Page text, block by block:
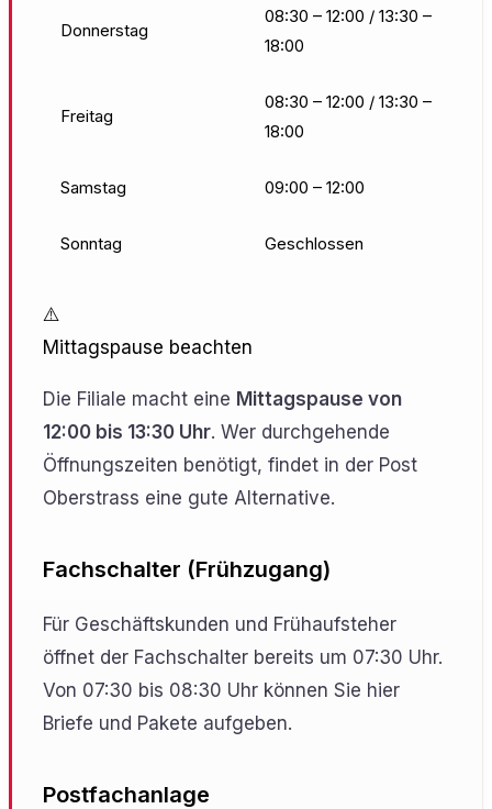
Donnerstag
08:30 – 12:00 / 13:30 –
18:00
Freitag
08:30 – 12:00 / 13:30 –
18:00
Samstag 09:00 – 12:00
Sonntag Geschlossen
⚠️
Mittagspause beachten
Die Filiale macht eine Mittagspause von
12:00 bis 13:30 Uhr. Wer durchgehende
Öffnungszeiten benötigt, findet in der Post
Oberstrass eine gute Alternative.
Fachschalter (Frühzugang)
Für Geschäftskunden und Frühaufsteher
öffnet der Fachschalter bereits um 07:30 Uhr.
Von 07:30 bis 08:30 Uhr können Sie hier
Briefe und Pakete aufgeben.
Postfachanlage